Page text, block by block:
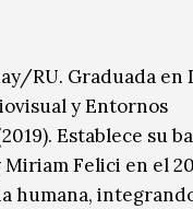
RU. Graduada en
y Entornos
Establece su
Felici en el
humana,